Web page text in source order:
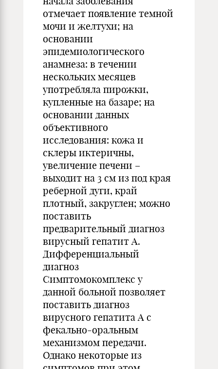
отмечает появление темной
мочи и желтухи; на
основании
эпидемиологического
анамнеза: в течении
нескольких месяцев
употребляла пирожки,
купленные на базаре; на
основании данных
объективного
исследования: кожа и
склеры иктеричны,
увеличение печени –
выходит на 3 см из под края
реберной дуги, край
плотный, закруглен; можно
поставить
предварительный диагноз
вирусный гепатит А.
Дифференциальный
диагноз
Симптомокомплекс у
данной больной позволяет
поставить диагноз
вирусного гепатита А с
фекально-оральным
механизмом передачи.
Однако некоторые из